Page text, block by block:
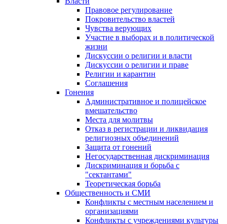
Правовое регулирование
Покровительство властей
Чувства верующих
Участие в выборах и в политической
жизни
Дискуссии о религии и власти
Дискуссии о религии и праве
Религии и карантин
Соглашения
Гонения
Административное и полицейское
вмешательство
Места для молитвы
Отказ в регистрации и ликвидация
религиозных объединений
Защита от гонений
Негосударственная дискриминация
Дискриминация и борьба с
"сектантами"
Теоретическая борьба
Общественность и СМИ
Конфликты с местным населением и
организациями
Конфликты с учреждениями культуры